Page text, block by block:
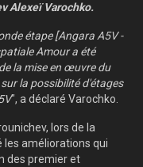
Alexeï Varochko.
étape [Angara A5V -
Amour a été
la mise en œuvre du
la possibilité d'étages
", a déclaré Varochko.
lors de la
les améliorations qui
des premier et